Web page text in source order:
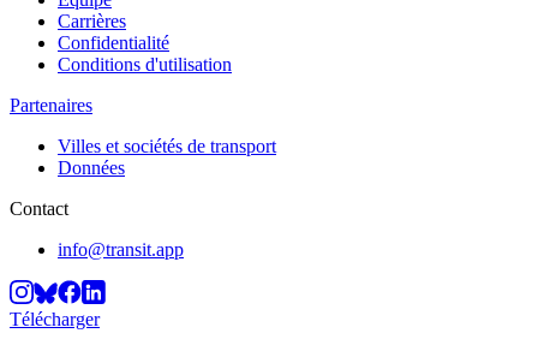
Carrières
Confidentialité
Conditions d'utilisation
Partenaires
Villes et sociétés de transport
Données
Contact
info@transit.app
Télécharger